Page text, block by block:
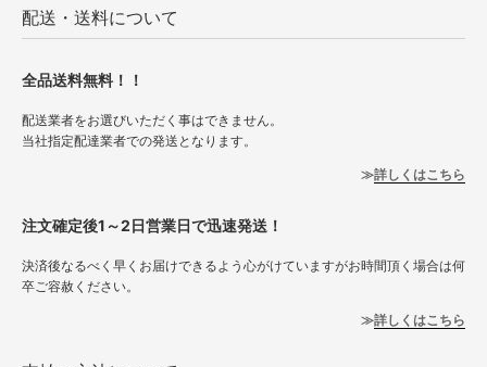
配送・送料について
全品送料無料！！
配送業者をお選びいただく事はできません。
当社指定配達業者での発送となります。
詳しくはこちら
注文確定後1～2日営業日で迅速発送！
決済後なるべく早くお届けできるよう心がけていますがお時間頂く場合は何
卒ご容赦ください。
詳しくはこちら